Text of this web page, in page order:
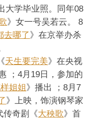
大学毕业照。同年08
》女一号吴若云。 8
去哪了》在京举办杀
天生要完美》在央视
；4月19日，参加的
姐姐》播出 ；8月7
》上映，饰演钢琴家
传奇剧《大秧歌》首